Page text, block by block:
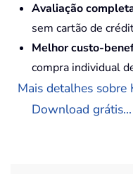
Avaliação
sem cartão de
Melhor custo-
compra individual
Mais detalhes
Download grátis...